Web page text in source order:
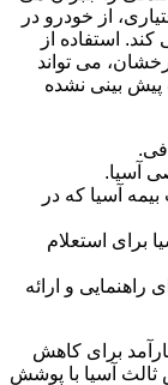
از خودرو در
استفاده از
می تواند
پیش بینی نشده
آسیا.
آسیا که در
برای استعلام
و ارائه
برای کاهش
آسیا با پوشش